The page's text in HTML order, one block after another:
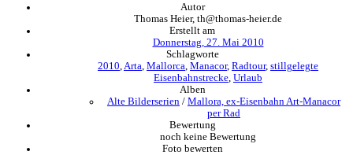
Autor
Thomas Heier, th@thomas-heier.de
Erstellt am
Donnerstag, 27. Mai 2010
Schlagworte
2010 Arta Mallorca Manacor, Radtour, stillgelegte
Eisenbahnstrecke Urlaub
Alben
Alte Bilderserien / Mallora, ex-Eisenbahn Art-Manacor
per Rad
Bewertung
noch keine Bewertung
Foto bewerten